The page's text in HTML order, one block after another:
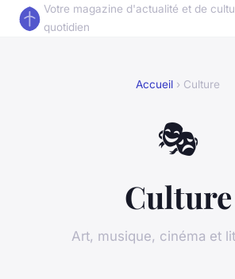
Votre magazine d'actualité et de
quotidien
Accueil › Culture
🎭
Culture
Art, musique, cinéma et